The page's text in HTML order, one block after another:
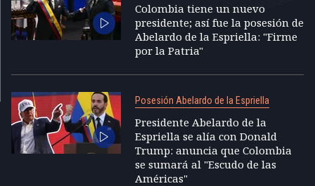
Colombia tiene un nuevo
presidente; así fue la posesión de
Abelardo de la Espriella: "Firme
por la Patria"
Posesión Abelardo de la Espriella
Presidente Abelardo de la
Espriella se alía con Donald
Trump: anuncia que Colombia
se sumará al "Escudo de las
Américas"